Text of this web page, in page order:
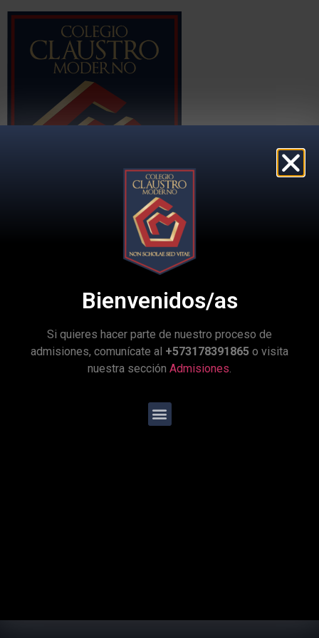
Grandes eventos
Programas especiales
Servicios
Bienvenidos/as
Si quieres hacer parte de nuestro proceso de
admisiones, comunícate al +573178391865 o visita
nuestra sección Admisiones.